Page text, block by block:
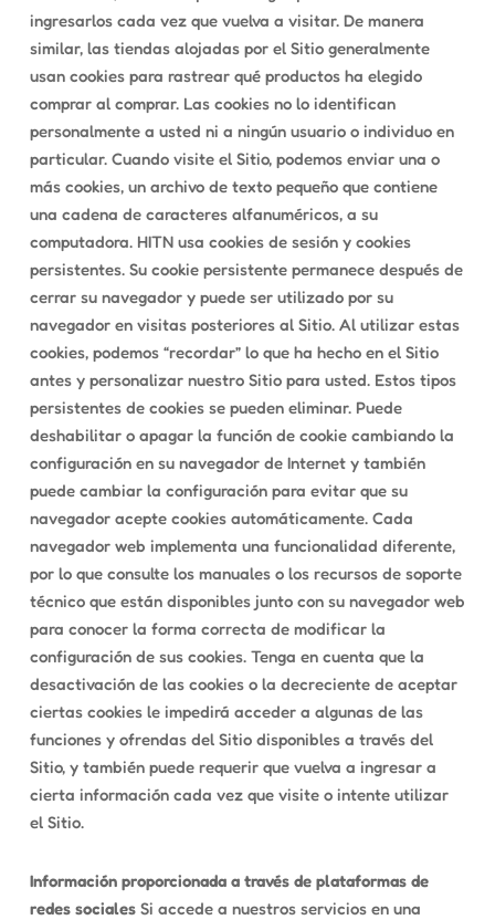
ingresarlos cada vez que vuelva a visitar. De manera
similar, las tiendas alojadas por el Sitio generalmente
usan cookies para rastrear qué productos ha elegido
comprar al comprar. Las cookies no lo identifican
personalmente a usted ni a ningún usuario o individuo en
particular. Cuando visite el Sitio, podemos enviar una o
más cookies, un archivo de texto pequeño que contiene
una cadena de caracteres alfanuméricos, a su
computadora. HITN usa cookies de sesión y cookies
persistentes. Su cookie persistente permanece después de
cerrar su navegador y puede ser utilizado por su
navegador en visitas posteriores al Sitio. Al utilizar estas
cookies, podemos “recordar” lo que ha hecho en el Sitio
antes y personalizar nuestro Sitio para usted. Estos tipos
persistentes de cookies se pueden eliminar. Puede
deshabilitar o apagar la función de cookie cambiando la
configuración en su navegador de Internet y también
puede cambiar la configuración para evitar que su
navegador acepte cookies automáticamente. Cada
navegador web implementa una funcionalidad diferente,
por lo que consulte los manuales o los recursos de soporte
técnico que están disponibles junto con su navegador web
para conocer la forma correcta de modificar la
configuración de sus cookies. Tenga en cuenta que la
desactivación de las cookies o la decreciente de aceptar
ciertas cookies le impedirá acceder a algunas de las
funciones y ofrendas del Sitio disponibles a través del
Sitio, y también puede requerir que vuelva a ingresar a
cierta información cada vez que visite o intente utilizar
el Sitio.
Información proporcionada a través de plataformas de
redes socialesSi accede a nuestros servicios en una